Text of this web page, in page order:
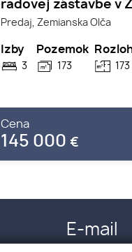
radovej zástavbe v
Predaj, Zemianska Olča
Izby
3
Pozemok
173 173
Cena
145 000 €
E-mail